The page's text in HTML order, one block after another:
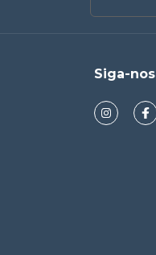
Siga-nos